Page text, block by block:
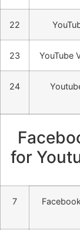
22
23 YouTube
24
for
7